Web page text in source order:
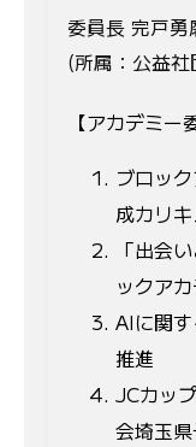
委員長 完戸勇
(所属：公益
【アカデミー
ブロッ
成カリ
「出会
ックア
AIに関
推進
JCカッ
会埼玉